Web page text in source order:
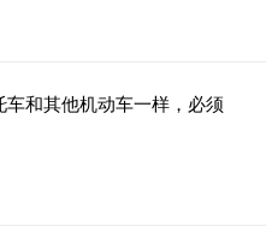
和其他机动车一样，必须